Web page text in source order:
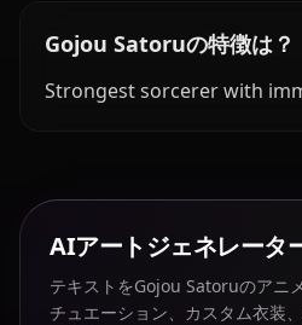
Gojou Satoruの特徴は？
Strongest sorcerer with
AIアートジェネレータ
テキストをGojou Satoruのアニ
チュエーション、カスタム衣装